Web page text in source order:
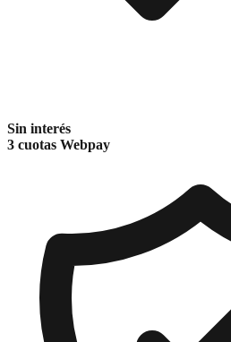
Sin interés
3 cuotas Webpay